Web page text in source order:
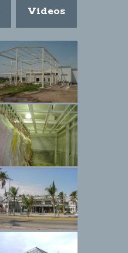
Videos